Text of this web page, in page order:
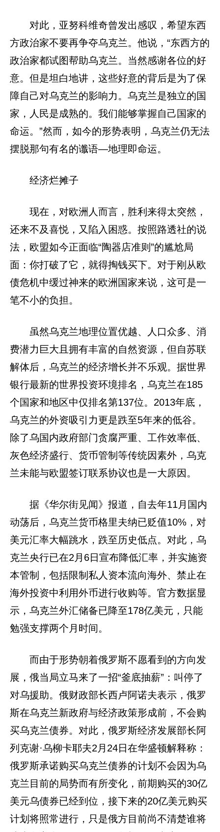
对此，亚努科维奇曾发出感叹，希望东西
方政治家不要再争夺乌克兰。他说，“东西方的
政治家都试图帮助乌克兰。当然感谢各位的好
意。但是坦白地讲，这些好意的背后是为了保
障自己对乌克兰的影响力。乌克兰是独立的国
家，人民是成熟的。我们能够掌握自己国家的
命运。”然而，如今的形势表明，乌克兰仍无法
摆脱那句有名的谶语—地理即命运。
经济烂摊子
现在，对欧洲人而言，胜利来得太突然，
还来不及喜悦，又陷入困惑。按照路透社的说
法，欧盟如今正面临“陶器店准则”的尴尬局
面：你打破了它，就得掏钱买下。对于刚从欧
债危机中缓过神来的欧洲国家来说，这可是一
笔不小的负担。
虽然乌克兰地理位置优越、人口众多、消
费潜力巨大且拥有丰富的自然资源，但自苏联
解体后，乌克兰的经济增长并不乐观。据世界
银行最新的世界投资环境排名，乌克兰在185
个国家和地区中仅排名第137位。2013年底，
乌克兰的外资吸引力更是跌至5年来的低谷。
除了乌国内政府部门贪腐严重、工作效率低、
灰色经济盛行、货币管制等传统因素外，乌克
兰未能与欧盟签订联系协议也是一大原因。
据《华尔街见闻》报道，自去年11月国内
动荡后，乌克兰货币格里夫纳已贬值10%，对
美元汇率大幅跳水，跌至历史低点。对此，乌
克兰央行已在2月6日宣布降低汇率，并实施资
本管制，包括限制私人资本流向海外、禁止在
海外投资中利用外币进行收购等。官方数据显
示，乌克兰外汇储备已降至178亿美元，只能
勉强支撑两个月时间。
而由于形势朝着俄罗斯不愿看到的方向发
展，俄当局立马来了一招“釜底抽薪”：叫停了
对乌援助。俄财政部长西卢阿诺夫表示，俄罗
斯在乌克兰新政府与经济政策形成前，不会购
买乌克兰债券。对此，俄罗斯经济发展部长阿
列克谢·乌柳卡耶夫2月24日在华盛顿解释称：
俄罗斯承诺购买乌克兰债券的计划不会因为乌
克兰目前的局势而有所变化，前期购买的30亿
美元乌债券已经到位，接下来的20亿美元购买
计划将照常进行，只是俄方目前尚不清楚谁将